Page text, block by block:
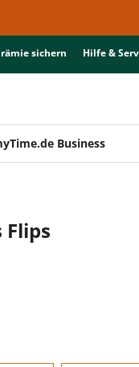
sichern Hilfe &
Business
Flips